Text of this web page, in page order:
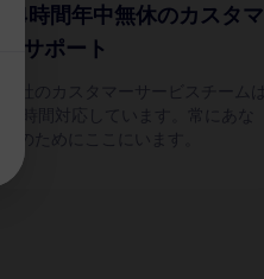
24時間年中無休のカスタマ
ーサポート